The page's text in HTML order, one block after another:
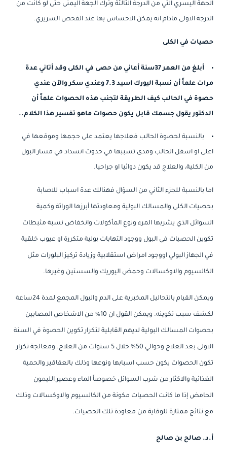
الجهة اليسري التي من الدرجة الثالثة وترك الجهة اليمنى حتى لو كانت من
الدرجة الاولى مادام انه يمكن الاحساس بها عند الفحص السريري.
حصيات في الكلى
أبلغ من العمر 37سنة أعاني من حصى في الكلى وقد أتاني عدة
مرات علماً أن نسبة اليورك اسيد 7.3 وعندي سكر والآن عندي
حصوة في الحالب كيف الطريقة لتجنب هذه الحصوات علماً أن
الدكتور يقول جسمك قابل يكون حصوات ماهو تفسير هذا الكلام..
بالنسبة لحصوة الحالب فعلاجها يعتمد على حجمها وموقعها في
اعلى او اسفل الحالب ومدى تسببها في حدوث انسداد في مسار البول
من الكلية، والعلاج قد يكون دوائيا او جراحيا.
اما بالنسبة للجزء الثاني من السؤال فهنالك عدة اسباب للاصابة
بحصيات الكلى والمسالك البولية ومعاودتها أبرزها الوراثة وكمية
السوائل الذي يشربها المرء ونوع المأكولات وانخفاض نسبة مثبطات
تكوين الحصيات في البول ووجود التهابات بولية متكررة او عيوب خلقية
في الجهاز البولي اووجود امراض استقلابية وزيادة تركيز البلورات مثل
الكالسيوم والاوكسالات وحمض اليوريك والسستين وغيرها.
ويمكن القيام بالتحاليل المخبرية على الدم والبول المجمع لمدة 24ساعة
لكشف سبب تكوينه. ويمكن القول ان 10% من الاشخاص المصابين
بحصوات المسالك البولية لديهم القابلية لتكرار تكوين الحصوة في السنة
الاولى بعد العلاج وحوالي 50% خلال 5 سنوات من العلاج. ومعالجة تكرار
تكون الحصوات يكون حسب اسبابها ونوعها وذلك بالعقاقير والحمية
الغذائية والاكثار من شرب السوائل خصوصاً الماء وعصير الليمون
الحامض إذا ما كانت الحصيات مكونة من الكالسيوم والاوكسالات وذلك
مع نتائج ممتازة للوقاية من معاودة تلك الحصيات.
أ.د. صالح بن صالح